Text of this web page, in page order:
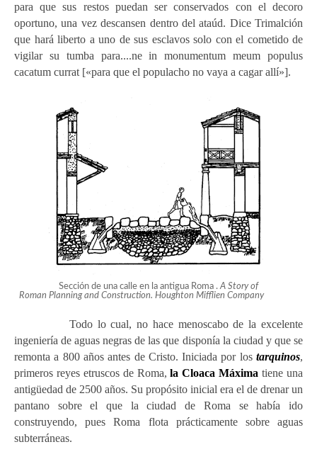
para que sus restos puedan ser conservados con el decoro
oportuno, una vez descansen dentro del ataúd. Dice Trimalción
que hará liberto a uno de sus esclavos solo con el cometido de
vigilar su tumba para....ne in monumentum meum populus
cacatum currat [«para que el populacho no vaya a cagar allí»].
Sección de una calle en la antigua Roma .A Story of
Roman Planning and Construction. Houghton Mifflien Company
Todo lo cual, no hace menoscabo de la excelente
ingeniería de aguas negras de las que disponía la ciudad y que se
remonta a 800 años antes de Cristo. Iniciada por los tarquinos,
primeros reyes etruscos de Roma,la Cloaca Máxima tiene una
antigüedad de 2500 años. Su propósito inicial era el de drenar un
pantano sobre el que la ciudad de Roma se había ido
construyendo, pues
Roma flota prácticamente sobre aguas
subterráneas.